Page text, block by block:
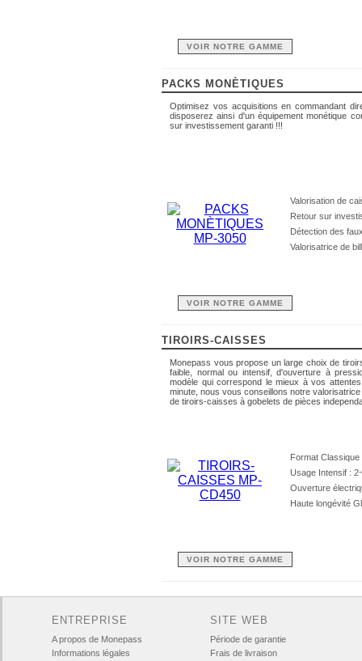
VOIR NOTRE GAMME
PACKS MONÈTIQUES
Optimisez vos acquisitions en commandant
disposerez ainsi d'un équipement monétique
sur investissement garanti !!!
Valorisation de
Retour sur
Détection des
Valorisatrice de
VOIR NOTRE GAMME
TIROIRS-CAISSES
Monepass vous propose un large choix de
faible, normal ou intensif, d'ouverture à
modèle qui correspond le mieux à vos
minute, nous vous conseillons notre
de tiroirs-caisses à gobelets de pièces
Format
Usage Intensif :
Ouverture
Haute longévité
VOIR NOTRE GAMME
ENTREPRISE SITE WEB
A propos de Monepass
Période de garantie
Informations légales
Frais de livraison